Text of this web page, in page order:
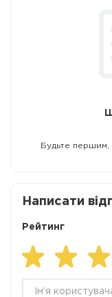
Будьте першим,
Написати
Рейтинг